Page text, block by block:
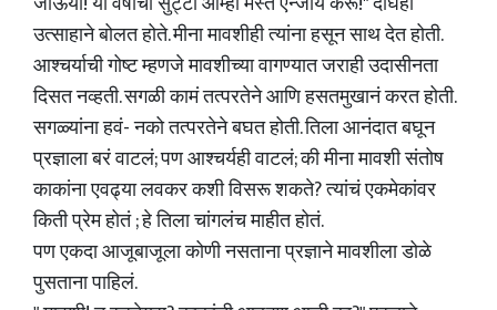
उत्साहाने बोलत होते. मीना मावशीही त्यांना हसून साथ देत होती.
आश्चर्याची गोष्ट म्हणजे मावशीच्या वागण्यात जराही उदासीनता
दिसत नव्हती. सगळी कामं तत्परतेने आणि हसतमुखानं करत होती.
सगळ्यांना हवं- नको तत्परतेने बघत होती. तिला आनंदात बघून
प्रज्ञाला बरं वाटलं; पण आश्चर्यही वाटलं; की मीना मावशी संतोष
काकांना एवढ्या लवकर कशी विसरू शकते? त्यांचं एकमेकांवर
किती प्रेम होतं ; हे तिला चांगलंच माहीत होतं.
पण एकदा आजूबाजूला कोणी नसताना प्रज्ञाने मावशीला डोळे
पुसताना पाहिलं.